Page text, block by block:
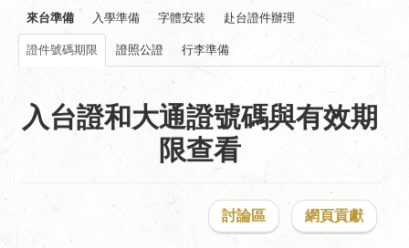
來台準備 入學準備 字體安裝 赴台證件辦理
證件號碼期限 證照公證 行李準備
入台證和大通證號碼與有效期
限查看
討論區 網頁貢獻